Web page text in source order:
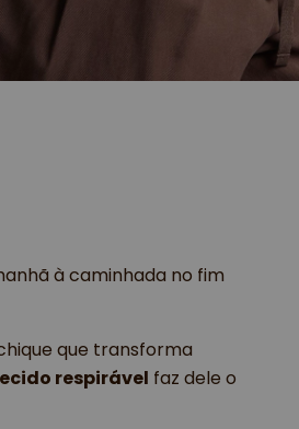
à caminhada no fim
que transforma
respirável faz dele o